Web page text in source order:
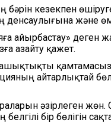
кезекпен
және
айырбастау» деген
азайту қажет.
қамтамасыз
айтарлықтай
әзірлеген жөн.
бір бөлігін